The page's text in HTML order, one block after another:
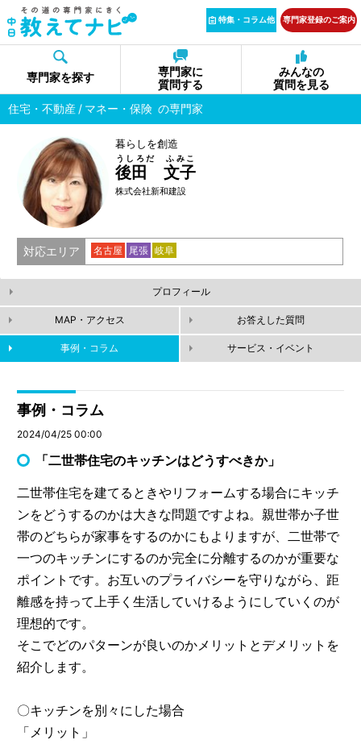
特集・コラム他 専門家登録のご案内
専門家を探す
専門家に
質問する
みんなの
質問を見る
住宅・不動産
マネー・保険 の専門家
暮らしを創造
後田 文子
うしろだ ふみこ
株式会社新和建設
対応エリア 名古屋 尾張 岐阜
プロフィール
MAP・アクセス お答えした質問
事例・コラム サービス・イベント
事例・コラム
2024/04/25 00:00
「二世帯住宅のキッチンはどうすべきか」
二世帯住宅を建てるときやリフォームする場合にキッチ
ンをどうするのかは大きな問題ですよね。親世帯か子世
帯のどちらが家事をするのかにもよりますが、二世帯で
一つのキッチンにするのか完全に分離するのかが重要な
ポイントです。お互いのプライバシーを守りながら、距
離感を持って上手く生活していけるようにしていくのが
理想的です。
そこでどのパターンが良いのかメリットとデメリットを
紹介します。
〇キッチンを別々にした場合
「メリット」